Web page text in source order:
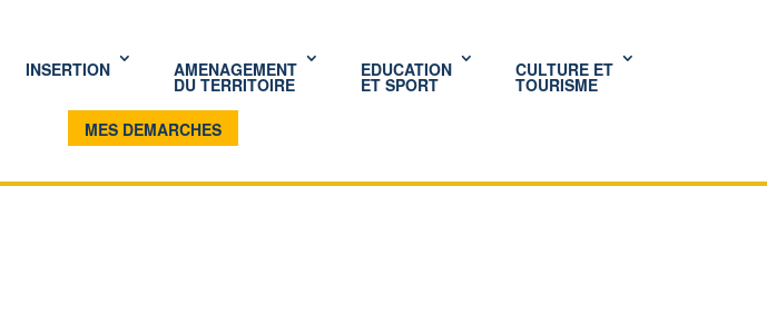
INSERTION AMENAGEMENT
DU TERRITOIRE
EDUCATION
ET SPORT
CULTURE ET
TOURISME
MES DEMARCHES